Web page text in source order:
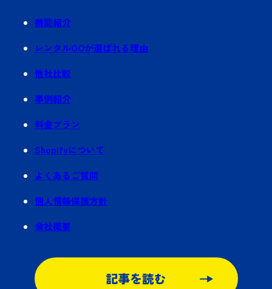
機能紹介
レンタルGOが選ばれる理由
他社比較
事例紹介
料金プラン
Shopifyについて
よくあるご質問
個人情報保護方針
会社概要
記事を読む